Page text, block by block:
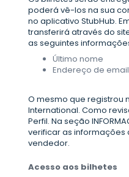
poderá vê-los na sua
no aplicativo StubHub.
transferirá através do
as seguintes
Último nome
Endereço de email
O mesmo que registrou
International. Como
Perfil. Na seção
verificar as
vendedor.
Acesso aos bilhetes